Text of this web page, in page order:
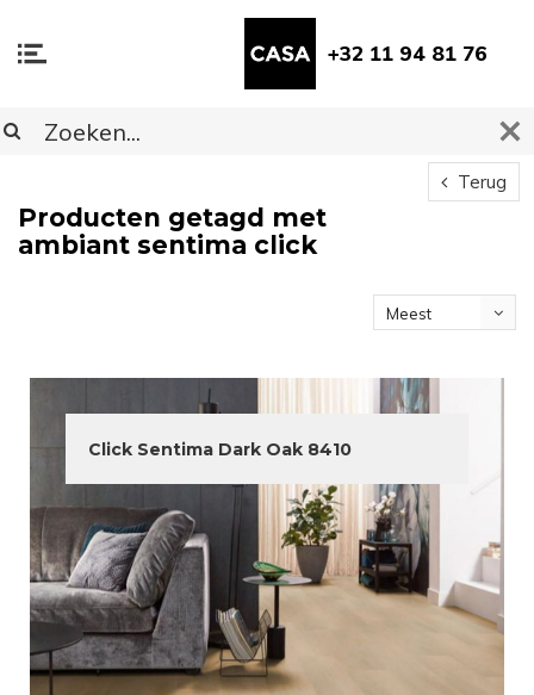
+32 11 94 81 76
Terug
Producten getagd met
ambiant sentima click
Meest
Click Sentima Dark Oak 8410